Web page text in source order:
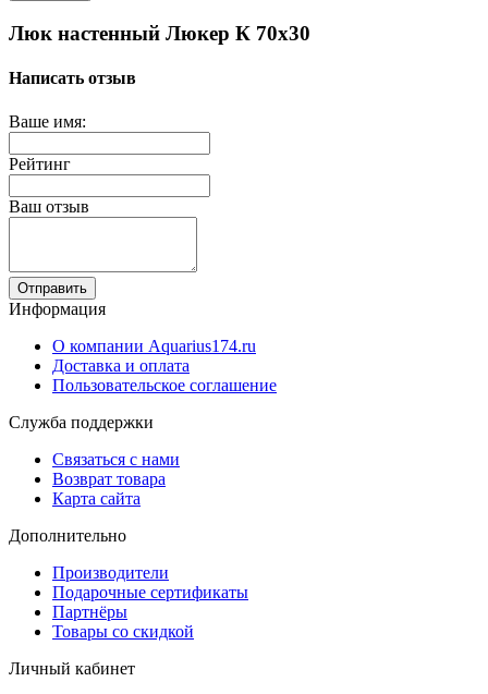
Люк настенный Люкер К 70x30
Написать отзыв
Ваше имя:
Рейтинг
Ваш отзыв
Отправить
Информация
О компании Aquarius174.ru
Доставка и оплата
Пользовательское соглашение
Служба поддержки
Связаться с нами
Возврат товара
Карта сайта
Дополнительно
Производители
Подарочные сертификаты
Партнёры
Товары со скидкой
Личный кабинет